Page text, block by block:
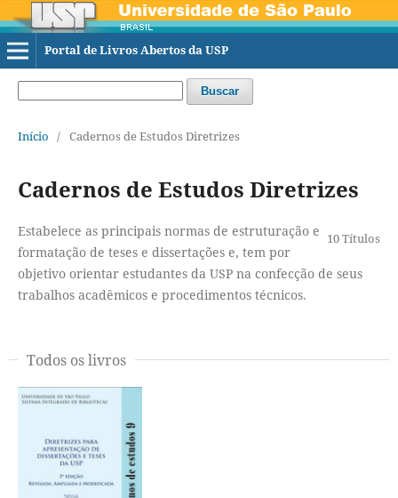
Portal de Livros Abertos da USP
Buscar
Início / Cadernos de Estudos Diretrizes
Cadernos de Estudos Diretrizes
10 Títulos
Estabelece as principais normas de estruturação e
formatação de teses e dissertações e, tem por
objetivo orientar estudantes da USP na confecção de seus
trabalhos acadêmicos e procedimentos técnicos.
Todos os livros